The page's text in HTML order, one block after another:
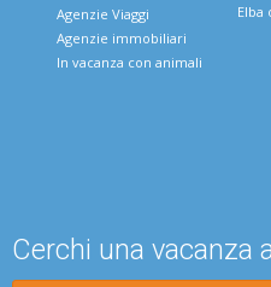
Agenzie Viaggi
Agenzie immobiliari
In vacanza con animali
Elba
Cerchi una vacanza